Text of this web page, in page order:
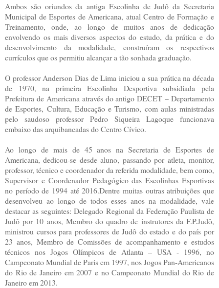
Ambos são oriundos da antiga Escolinha de Judô da Secretaria
Municipal de Esportes de Americana, atual Centro de Formação e
Treinamento, onde, ao longo de muitos anos de dedicação
envolvendo os mais diversos aspectos do estudo, da prática e do
desenvolvimento da modalidade, construíram os respectivos
currículos que os permitiu alcançar a tão sonhada graduação.
O professor Anderson Dias de Lima iniciou a sua prática na década
de 1970, na primeira Escolinha Desportiva subsidiada pela
Prefeitura de Americana através do antigo DECET – Departamento
de Esportes, Cultura, Educação e Turismo, com aulas ministradas
pelo saudoso professor Pedro Siqueira Lagoque funcionava
embaixo das arquibancadas do Centro Cívico.
Ao longo de mais de 45 anos na Secretaria de Esportes de
Americana, dedicou-se desde aluno, passando por atleta, monitor,
professor, técnico e coordenador da referida modalidade, bem como,
Supervisor e Coordenador Pedagógico das Escolinhas Esportivas
no período de 1994 até 2016.Dentre muitas outras atribuições que
desenvolveu ao longo de todos esses anos na modalidade, vale
destacar as seguintes: Delegado Regional da Federação Paulista de
Judô por 10 anos, Membro do quadro de instrutores da F.P.Judô,
ministrou cursos para professores de Judô do estado e do país por
23 anos, Membro de Comissões de acompanhamento e estudos
técnicos nos Jogos Olímpicos de Atlanta – USA - 1996, no
Campeonato Mundial de Paris em 1997, nos Jogos Pan-Americanos
do Rio de Janeiro em 2007 e no Campeonato Mundial do Rio de
Janeiro em 2013.